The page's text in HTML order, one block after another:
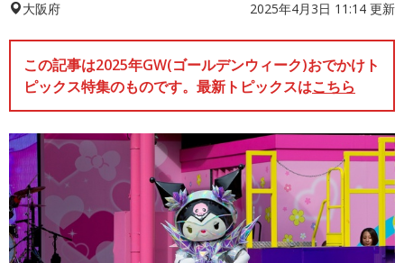
大阪府 2025年4月3日 11:14 更新
この記事は2025年GW(ゴールデンウィーク)おでかけト
ピックス特集のものです。最新トピックスはこちら